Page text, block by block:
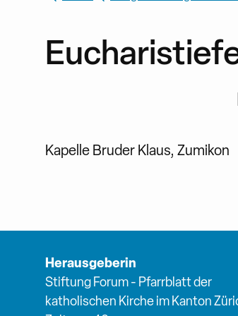
Kapelle Bruder Klaus, Zumikon
Herausgeberin
Stiftung Forum - Pfarrblatt der
katholischen Kirche im Kanton